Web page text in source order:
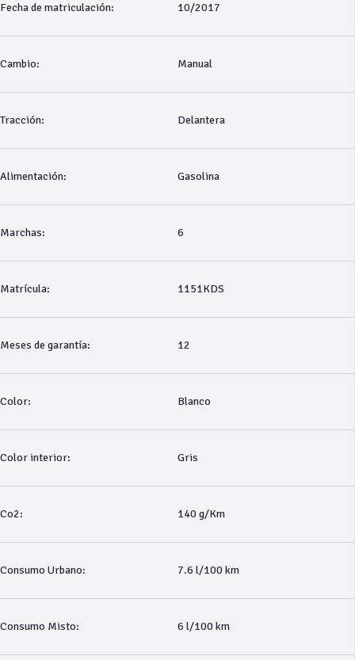
Fecha de matriculación: 10/2017
Cambio: Manual
Tracción: Delantera
Alimentación: Gasolina
Marchas: 6
Matrícula: 1151KDS
Meses de garantía: 12
Color: Blanco
Color interior: Gris
Co2: 140 g/Km
Consumo Urbano: 7.6 l/100 km
Consumo Misto: 6 l/100 km